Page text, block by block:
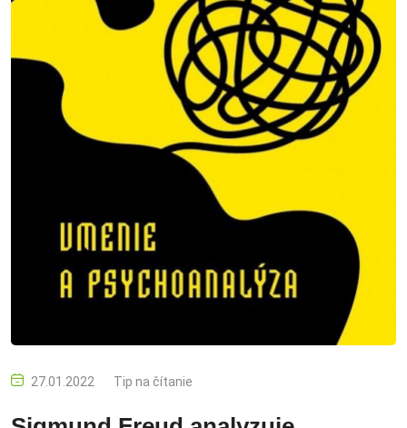
27.01.2022 Tip na čítanie